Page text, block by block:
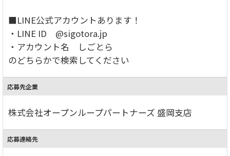
■LINE公式アカウントあります！
・LINE ID @sigotora.jp
・アカウント名 しごとら
のどちらかで検索してください
応募先企業
株式会社オープンループパートナーズ 盛岡支店
応募連絡先